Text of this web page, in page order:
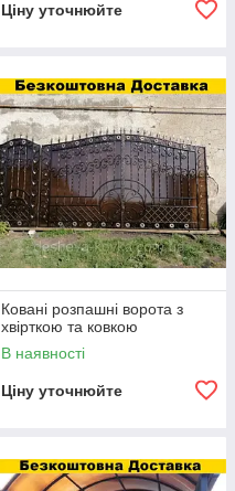
Ціну уточнюйте
Ковані розпашні ворота з
хвірткою та ковкою
В наявності
Ціну уточнюйте